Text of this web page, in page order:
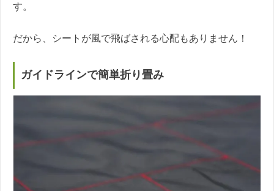
す。
だから、シートが風で飛ばされる心配もありません！
ガイドラインで簡単折り畳み